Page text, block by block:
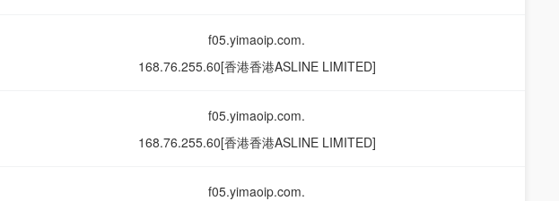
f05.yimaoip.com.
168.76.255.60[香港香港ASLINE LIMITED]
f05.yimaoip.com.
168.76.255.60[香港香港ASLINE LIMITED]
f05.yimaoip.com.